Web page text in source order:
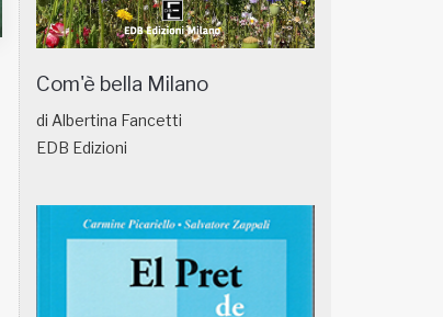
Com'è bella Milano
di Albertina Fancetti
EDB Edizioni